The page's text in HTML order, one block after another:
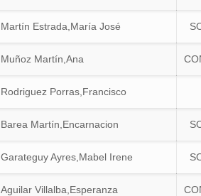
Martín Estrada,María José
Muñoz Martín,Ana
Rodriguez Porras,Francisco
Barea Martín,Encarnacion
Garateguy Ayres,Mabel Irene
Aguilar Villalba,Esperanza